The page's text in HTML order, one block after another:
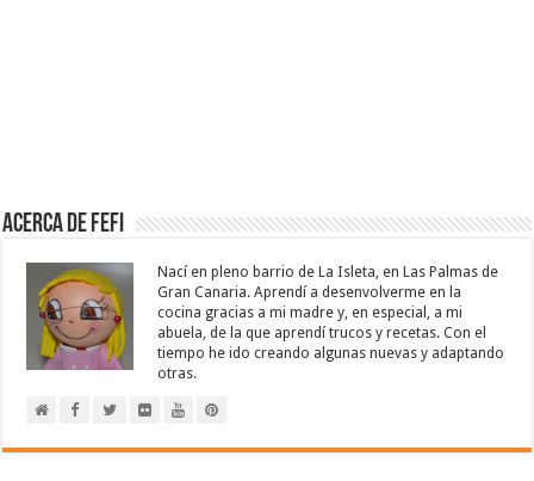
Acerca de Fefi
Nací en pleno barrio de La Isleta, en Las Palmas de
Gran Canaria. Aprendí a desenvolverme en la
cocina gracias a mi madre y, en especial, a mi
abuela, de la que aprendí trucos y recetas. Con el
tiempo he ido creando algunas nuevas y adaptando
otras.